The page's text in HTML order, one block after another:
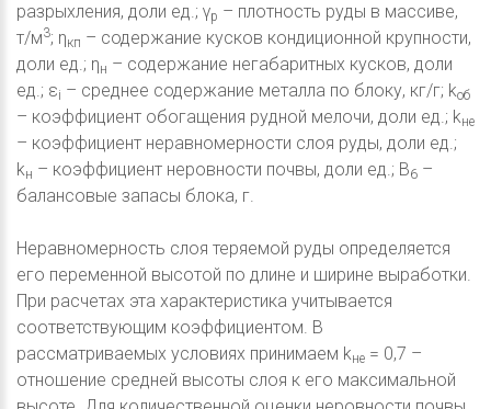
разрыхления, доли ед.; γp – плотность руды в массиве,
т/м3; ηкп – содержание кусков кондиционной крупности,
доли ед.; ηн – содержание негабаритных кусков, доли
ед.; εi – среднее содержание металла по блоку, кг/г; kоб
– коэффициент обогащения рудной мелочи, доли ед.; kне
– коэффициент неравномерности слоя руды, доли ед.;
kн – коэффициент неровности почвы, доли ед.; B6 –
балансовые запасы блока, г.
Неравномерность слоя теряемой руды определяется
его переменной высотой по длине и ширине выработки.
При расчетах эта характеристика учитывается
соответствующим коэффициентом. В
рассматриваемых условиях принимаем kне = 0,7 –
отношение средней высоты слоя к его максимальной